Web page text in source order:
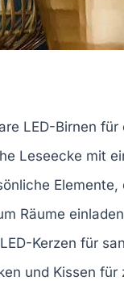
LED-Birnen für
Leseecke mit
Räume
LED-Kerzen für
und Kissen für